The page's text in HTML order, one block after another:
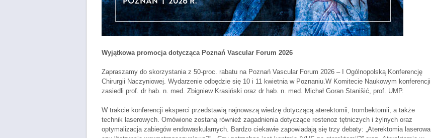
Wyjątkowa promocja dotycząca Poznań Vascular Forum 2026
Zapraszamy do skorzystania z 50-proc. rabatu na Poznań Vascular Forum 2026 – I Ogólnopolską Konferencję
Chirurgii Naczyniowej. Wydarzenie odbędzie się 10 i 11 kwietnia w Poznaniu.W Komitecie Naukowym konferencji
zasiedli prof. dr hab. n. med. Zbigniew Krasiński oraz dr hab. n. med. Michał Goran Stanišić, prof. UMP.
W trakcie konferencji eksperci przedstawią najnowszą wiedzę dotyczącą aterektomii, trombektomii, a także
technik laserowych. Omówione zostaną również zagadnienia dotyczące restenoz tętniczych i żylnych oraz
optymalizacja zabiegów endowaskularnych. Bardzo ciekawie zapowiadają się trzy debaty: „Aterektomia laserowa